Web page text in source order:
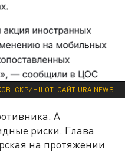
СКРИНШОТ: САЙТ URA.NEWS
А
риски. Глава
на протяжении